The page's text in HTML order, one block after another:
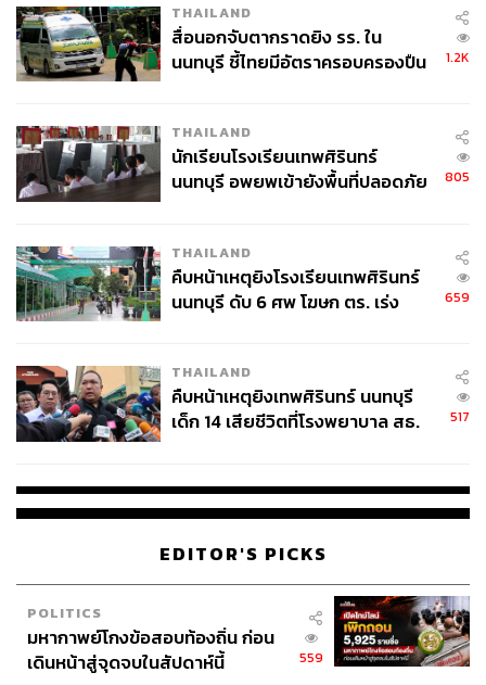
THAILAND
สื่อนอกจับตากราดยิง รร. ใน
นนทบุรี ชี้ไทยมีอัตราครอบครองปืน
1.2K
THAILAND
นักเรียนโรงเรียนเทพศิรินทร์
นนทบุรี อพยพเข้ายังพื้นที่ปลอดภัย
805
THAILAND
คืบหน้าเหตุยิงโรงเรียนเทพศิรินทร์
นนทบุรี ดับ 6 ศพ โฆษก ตร. เร่ง
659
THAILAND
คืบหน้าเหตุยิงเทพศิรินทร์ นนทบุรี
เด็ก 14 เสียชีวิตที่โรงพยาบาล สธ.
517
EDITOR'S PICKS
POLITICS
มหากาพย์โกงข้อสอบท้องถิ่น ก่อน
เดินหน้าสู่จุดจบในสัปดาห์นี้
559